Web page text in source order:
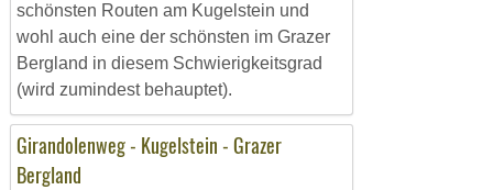
schönsten Routen am Kugelstein und
wohl auch eine der schönsten im Grazer
Bergland in diesem Schwierigkeitsgrad
(wird zumindest behauptet).
Girandolenweg - Kugelstein - Grazer
Bergland